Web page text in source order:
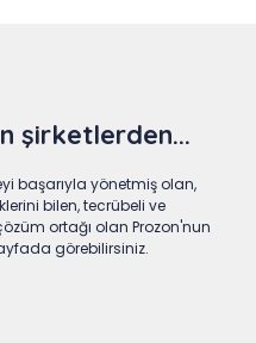
şirketlerden...
başarıyla yönetmiş olan,
bilen, tecrübeli ve
ortağı olan Prozon'nun
görebilirsiniz.